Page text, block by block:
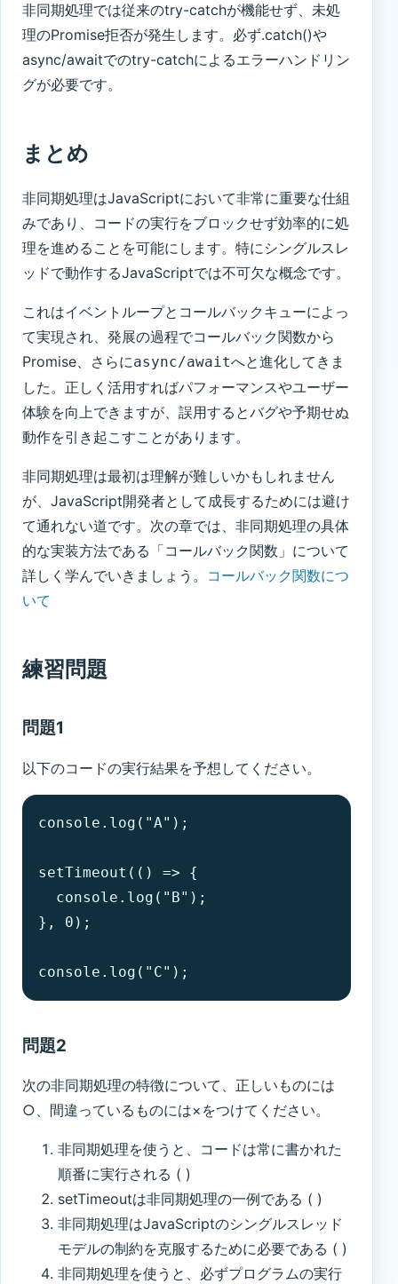
非同期処理では従来のtry-catchが機能せず、未処
理のPromise拒否が発生します。必ず.catch()や
async/awaitでのtry-catchによるエラーハンドリン
グが必要です。
まとめ
非同期処理はJavaScriptにおいて非常に重要な仕組
みであり、コードの実行をブロックせず効率的に処
理を進めることを可能にします。特にシングルスレ
ッドで動作するJavaScriptでは不可欠な概念です。
これはイベントループとコールバックキューによっ
て実現され、発展の過程でコールバック関数から
Promise、さらにasync/awaitへと進化してきま
した。正しく活用すればパフォーマンスやユーザー
体験を向上できますが、誤用するとバグや予期せぬ
動作を引き起こすことがあります。
非同期処理は最初は理解が難しいかもしれません
が、JavaScript開発者として成長するためには避け
て通れない道です。次の章では、非同期処理の具体
的な実装方法である「コールバック関数」について
詳しく学んでいきましょう。 コールバック関数につ
いて
練習問題
問題1
以下のコードの実行結果を予想してください。
console.log("A");
setTimeout(() => {
  console.log("B");
}, 0);
console.log("C");
問題2
次の非同期処理の特徴について、正しいものには
○、間違っているものには×をつけてください。
非同期処理を使うと、コードは常に書かれた
順番に実行される ( )
setTimeoutは非同期処理の一例である ( )
非同期処理はJavaScriptのシングルスレッド
モデルの制約を克服するために必要である ( )
非同期処理を使うと、必ずプログラムの実行